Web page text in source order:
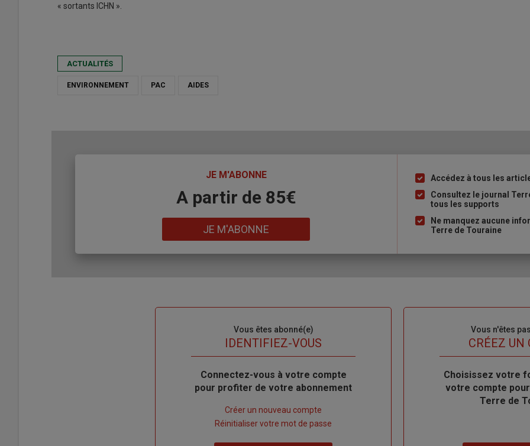
« sortants ICHN ».
ACTUALITÉS
ENVIRONNEMENT PAC AIDES
JE M'ABONNE
A partir de 85€
JE M'ABONNE
Liste
à
puce
Accédez à tous les
Consultez le journal
tous les supports
Ne manquez aucune
Terre de Touraine
Vous êtes abonné(e)
IDENTIFIEZ-VOUS
Body
Connectez-vous à votre compte
pour profiter de votre abonnement
Créer un nouveau compte
Réinitialiser votre mot de passe
Vous n'êtes
TITRECRÉEZ UN
Body
Choisissez votre
votre compte
Terre de